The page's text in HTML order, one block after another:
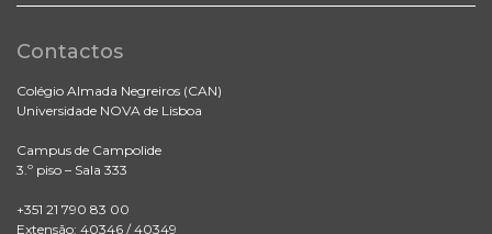
Contactos
Colégio Almada Negreiros (CAN)
Universidade NOVA de Lisboa
Campus de Campolide
3.º piso – Sala 333
+351 21 790 83 00
Extensão: 40346 / 40349